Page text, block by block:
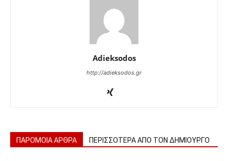
Adieksodos
http://adieksodos.gr
ΠΑΡΟΜΟΙΑ ΑΡΘΡΑ ΠΕΡΙΣΣΟΤΕΡΑ ΑΠΟ ΤΟΝ ΔΗΜΙΟΥΡΓΟ